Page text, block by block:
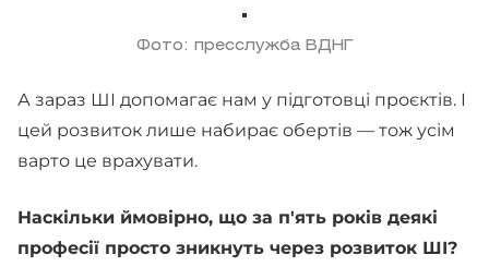
Фото: пресслужба ВДНГ
А зараз ШІ допомагає нам у підготовці проєктів. І
цей розвиток лише набирає обертів — тож усім
варто це врахувати.
Наскільки ймовірно, що за п'ять років деякі
професії просто зникнуть через розвиток ШІ?